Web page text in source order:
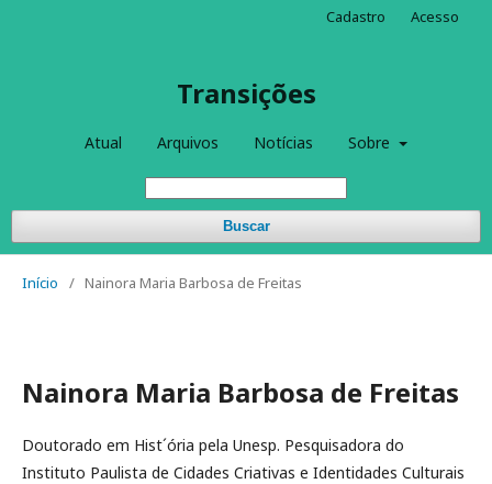
Transições
Atual Arquivos Notícias Sobre
Buscar
Cadastro Acesso
Início / Nainora Maria Barbosa de Freitas
Nainora Maria Barbosa de Freitas
Doutorado em Hist´ória pela Unesp. Pesquisadora do
Instituto Paulista de Cidades Criativas e Identidades Culturais